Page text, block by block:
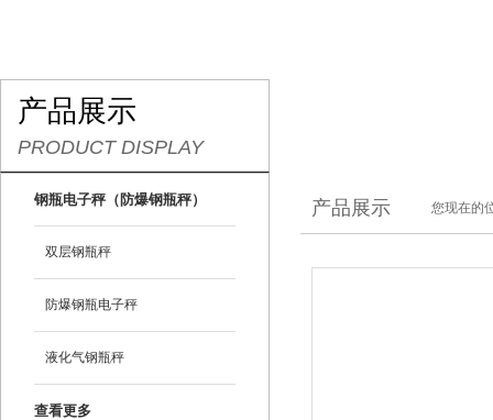
产品展示
PRODUCT DISPLAY
钢瓶电子秤（防爆钢瓶秤）
双层钢瓶秤
防爆钢瓶电子秤
液化气钢瓶秤
查看更多
产品展示 您现在的